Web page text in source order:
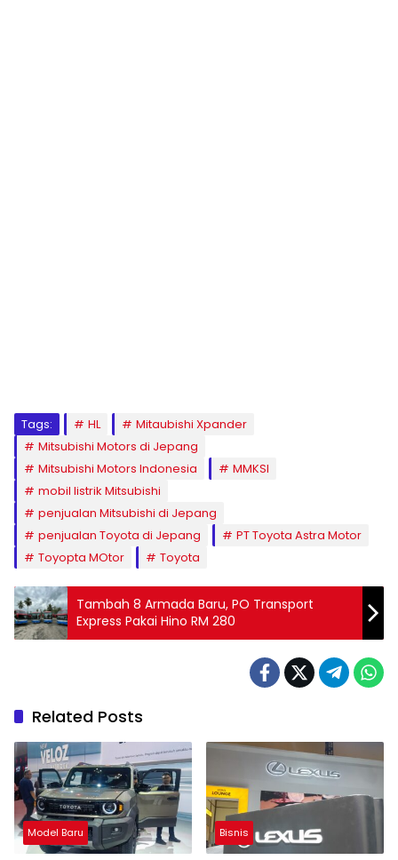
Tags: HL
Mitaubishi Xpander
Mitsubishi Motors di Jepang
Mitsubishi Motors Indonesia
MMKSI
mobil listrik Mitsubishi
penjualan Mitsubishi di Jepang
penjualan Toyota di Jepang
PT Toyota Astra Motor
Toyopta MOtor
Toyota
Tambah 8 Armada Baru, PO Transport
Express Pakai Hino RM 280
Related Posts
Model Baru Bisnis